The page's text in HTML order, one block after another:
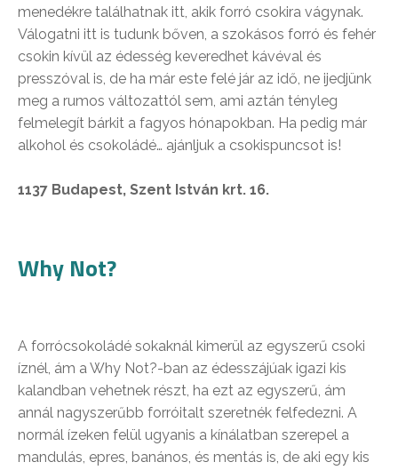
menedékre találhatnak itt, akik forró csokira vágynak.
Válogatni itt is tudunk bőven, a szokásos forró és fehér
csokin kívül az édesség keveredhet kávéval és
presszóval is, de ha már este felé jár az idő, ne ijedjünk
meg a rumos változattól sem, ami aztán tényleg
felmelegít bárkit a fagyos hónapokban. Ha pedig már
alkohol és csokoládé… ajánljuk a csokispuncsot is!
1137 Budapest, Szent István krt. 16.
Why Not?
A forrócsokoládé sokaknál kimerül az egyszerű csoki
íznél, ám a Why Not?-ban az édesszájúak igazi kis
kalandban vehetnek részt, ha ezt az egyszerű, ám
annál nagyszerűbb forróitalt szeretnék felfedezni. A
normál ízeken felül ugyanis a kínálatban szerepel a
mandulás, epres, banános, és mentás is, de aki egy kis